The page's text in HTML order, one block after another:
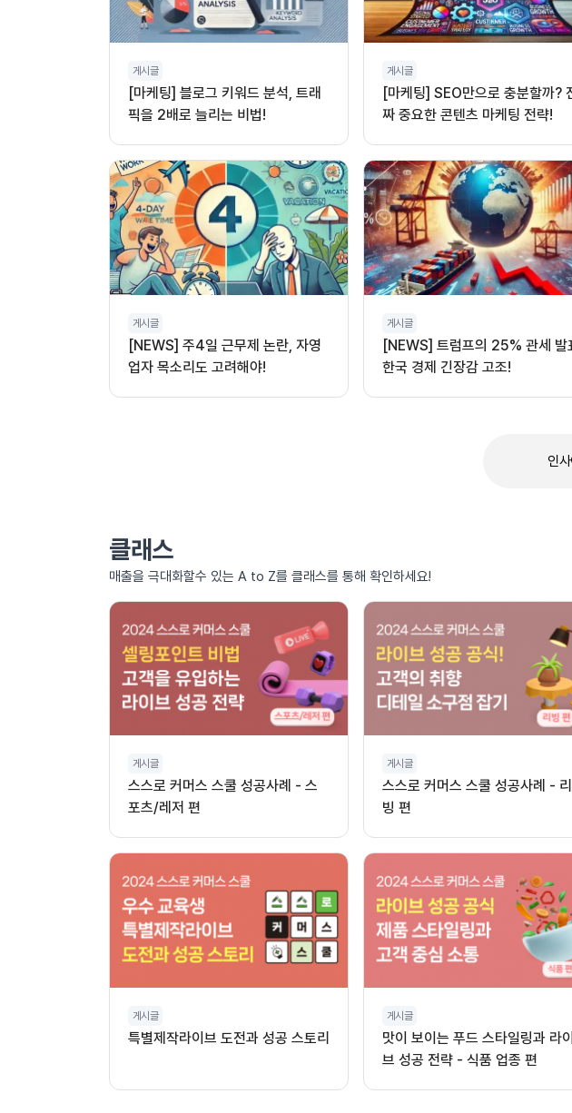
게시글
[마케팅] 블로그 키워드 분석, 트래
픽을 2배로 늘리는 비법!
게시글
[마케팅] SEO만으로 충분할까?
짜 중요한 콘텐츠 마케팅 전략!
게시글
[NEWS] 주4일 근무제 논란, 자영
업자 목소리도 고려해야!
게시글
[NEWS] 트럼프의 25% 관세 발
한국 경제 긴장감 고조!
인
클래스
매출을 극대화할수 있는 A to Z를 클래스를 통해 확인하세요!
게시글
스스로 커머스 스쿨 성공사례 - 스
포츠/레저 편
게시글
스스로 커머스 스쿨 성공사례 - 리
빙 편
게시글
특별제작라이브 도전과 성공 스토리
게시글
맛이 보이는 푸드 스타일링과 라이
브 성공 전략 - 식품 업종 편